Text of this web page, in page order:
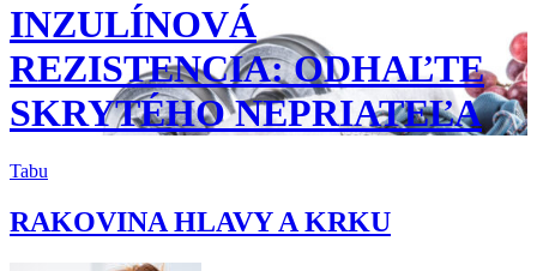
INZULÍNOVÁ
REZISTENCIA: ODHAĽTE
SKRYTÉHO NEPRIATEĽA
Tabu
RAKOVINA HLAVY A KRKU